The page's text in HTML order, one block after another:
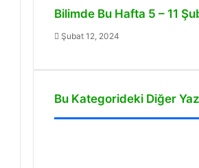
Bilimde Bu Hafta 5 – 11
Şubat 12, 2024
Bu Kategorideki Diğer